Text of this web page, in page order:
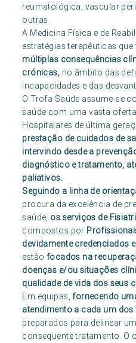
reumatológica, vascular
outras.
A Medicina Física e de
estratégias terapêuticas que
múltiplas consequências
crónicas, no âmbito das
incapacidades e das
O Trofa Saúde assume-se
saúde com uma vasta
Hospitalares de última
prestação de cuidados de
intervindo desde a
diagnóstico e tratamento,
paliativos.
Seguindo a linha de
procura da excelência de
saúde, os serviços de
compostos por
devidamente credenciados
estão focados na
doenças e/ou situações
qualidade de vida dos seus
Em equipas,fornecendo
atendimento a cada um
preparados para delinear
consequente tratamento. O